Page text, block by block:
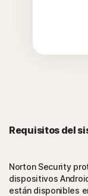
Requisitos del
Norton Security
dispositivos
están disponibles